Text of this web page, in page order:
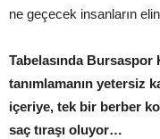
ne geçecek insanların
Tabelasında Bursaspor
tanımlamanın yetersiz
içeriye, tek bir berber
saç tıraşı oluyor…